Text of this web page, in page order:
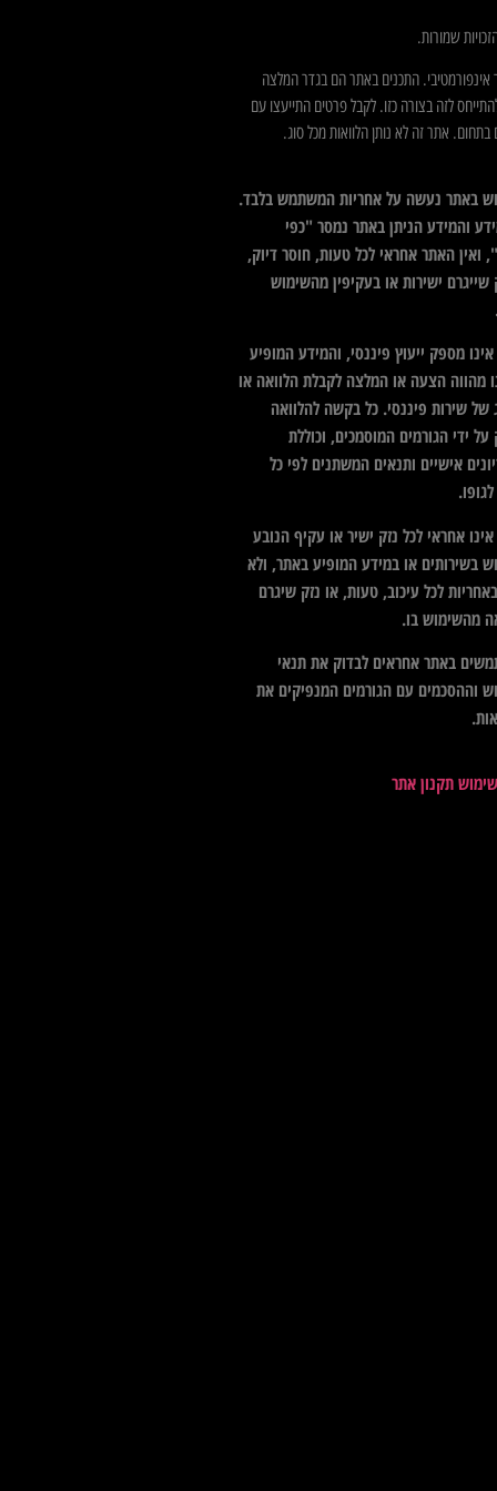
שמורות.
אינפורמטיבי. התכנים באתר הם בגדר המלצה
לזה בצורה כזו. לקבל פרטים התייעצו עם
בתחום. אתר זה לא נותן הלוואות מכל סוג.
באתר נעשה על אחריות המשתמש בלבד.
והמידע הניתן באתר נמסר "כפי
ואין האתר אחראי לכל טעות, חוסר דיוק,
שייגרם ישירות או בעקיפין מהשימוש
מספק ייעוץ פיננסי, והמידע המופיע
מהווה הצעה או המלצה לקבלת הלוואה או
של שירות פיננסי. כל בקשה להלוואה
על ידי הגורמים המוסמכים, וכוללת
אישיים ותנאים המשתנים לפי כל
אחראי לכל נזק ישיר או עקיף הנובע
בשירותים או במידע המופיע באתר, ולא
לכל עיכוב, טעות, או נזק שיגרם
מהשימוש בו.
באתר אחראים לבדוק את תנאי
וההסכמים עם הגורמים המנפיקים את
תקנון אתר